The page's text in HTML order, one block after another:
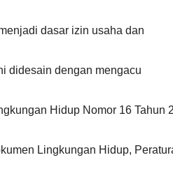
dasar izin usaha dan
didesain dengan mengacu
Hidup Nomor 16 Tahun
Lingkungan Hidup,